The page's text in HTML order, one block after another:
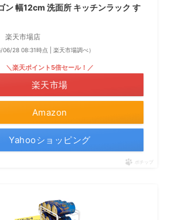
ン 幅12cm 洗面所 キッチンラック す
楽天市場店
06/28 08:31時点 | 楽天市場調べ）
Amazon
＼楽天ポイント5倍セール！／
楽天市場
Yahooショッピング
ポチップ